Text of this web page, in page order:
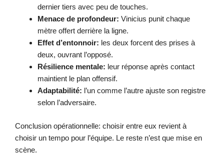
dernier tiers avec peu de touches.
Menace de profondeur: Vinicius punit chaque
mètre offert derrière la ligne.
Effet d’entonnoir: les deux forcent des prises à
deux, ouvrant l’opposé.
Résilience mentale: leur réponse après contact
maintient le plan offensif.
Adaptabilité: l’un comme l’autre ajuste son registre
selon l’adversaire.
Conclusion opérationnelle: choisir entre eux revient à
choisir un tempo pour l’équipe. Le reste n’est que mise en
scène.